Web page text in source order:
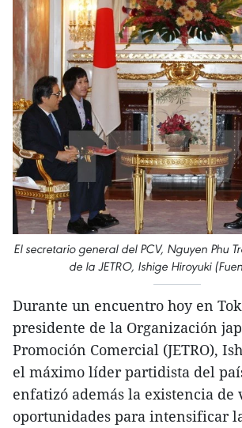
El secretario general del PCV, Nguyen Phu
de la JETRO, Ishige Hiroyuki
Durante un encuentro hoy en
presidente de la Organización
Promoción Comercial (JETRO),
el máximo líder partidista del
enfatizó además la existencia de
oportunidades para intensificar